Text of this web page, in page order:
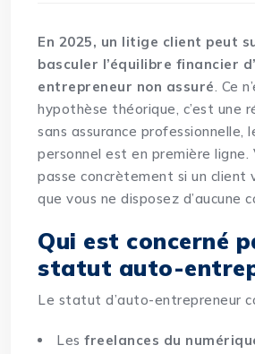
En 2025, un litige client peut
basculer l’équilibre financier
entrepreneur non assuré. Ce
hypothèse théorique, c’est une
sans assurance professionnelle,
personnel est en première ligne.
passe concrètement si un
que vous ne disposez d’aucune
Qui est concerné
statut auto-
Le statut d’auto-entrepreneur
Lesfreelances du